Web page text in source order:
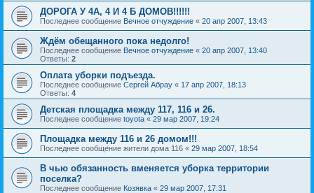
ДОРОГА У 4А, 4 И 4 Б ДОМОВ!!!!!!
Последнее сообщение Вечное отчуждение « 20 апр 2007, 13:43
Ждём обещанного пока недолго!
Последнее сообщение Вечное отчуждение « 20 апр 2007, 13:40
Ответы: 2
Оплата уборки подъезда.
Последнее сообщение Сергей Абрау « 17 апр 2007, 18:13
Ответы: 4
Детская площадка между 117, 116 и 26.
Последнее сообщение toyota « 29 мар 2007, 19:24
Площадка между 116 и 26 домом!!!
Последнее сообщение жители дома 116 « 29 мар 2007, 18:54
В чью обязанность вменяется уборка территории
поселка?
Последнее сообщение Козявка « 29 мар 2007, 17:31